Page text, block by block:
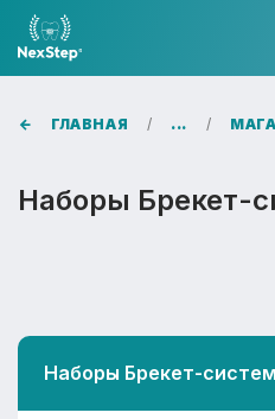
ГЛАВНАЯ ...
Наборы Брекет-
Наборы Брекет-систем